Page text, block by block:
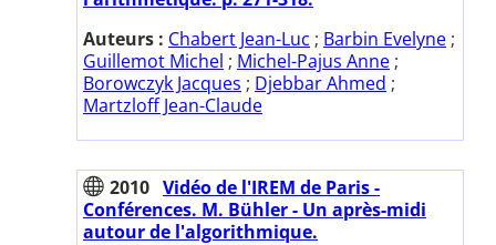
Auteurs : Chabert Jean-Luc ; Barbin Evelyne ;
Guillemot Michel ; Michel-Pajus Anne ;
Borowczyk Jacques ; Djebbar Ahmed ;
Martzloff Jean-Claude
2010 Vidéo de l'IREM de Paris -
Conférences. M. Bühler - Un après-midi
autour de l'algorithmique.